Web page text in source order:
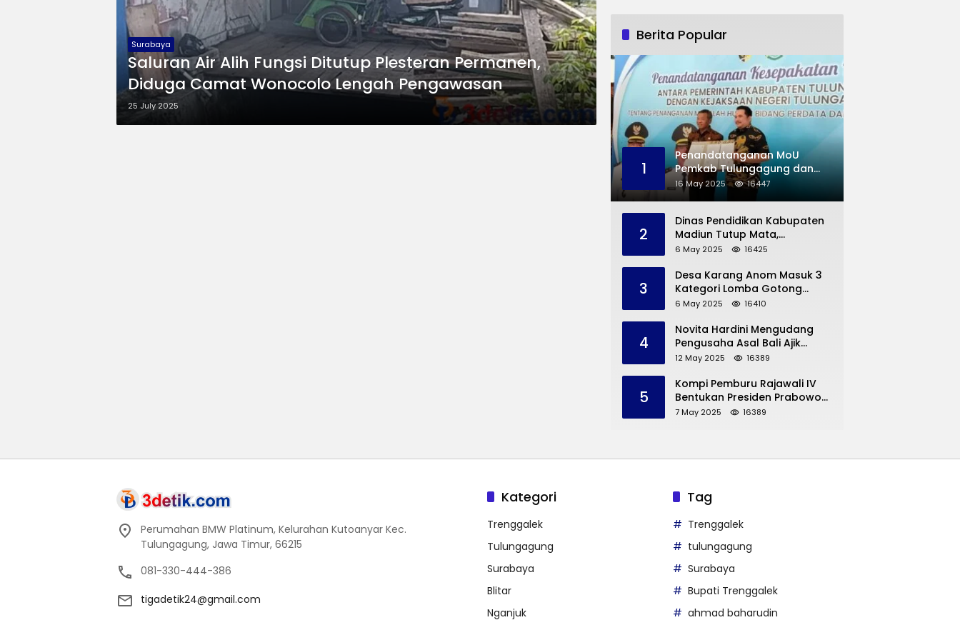
Surabaya
Saluran Air Alih Fungsi Ditutup Plesteran Permanen,
Diduga Camat Wonocolo Lengah Pengawasan
25 July 2025
Berita Popular
1
Penandatanganan MoU
Pemkab Tulungagung dan
Kejaksaan Negeri
16 May 2025 16447
2
Dinas Pendidikan Kabupaten
Madiun Tutup Mata,
Bangunan SD Roboh Kades
Dana Pribadi
6 May 2025 16425
3
Desa Karang Anom Masuk 3
Kategori Lomba Gotong
Royong Provinsi Jatim, Ini
Trenggalek
6 May 2025 16410
4
Novita Hardini Mengudang
Pengusaha Asal Bali Ajik
Krisna, Berbagi Ilmu
dan UMKM Trenggalek
12 May 2025 16389
5
Kompi Pemburu Rajawali IV
Bentukan Presiden Prabowo
Reuni
7 May 2025 16389
Perumahan BMW Platinum, Kelurahan Kutoanyar Kec.
Tulungagung, Jawa Timur, 66215
081-330-444-386
tigadetik24@gmail.com
Kategori
Trenggalek
Tulungagung
Surabaya
Blitar
Nganjuk
Tag
Trenggalek
tulungagung
Surabaya
Bupati Trenggalek
ahmad baharudin